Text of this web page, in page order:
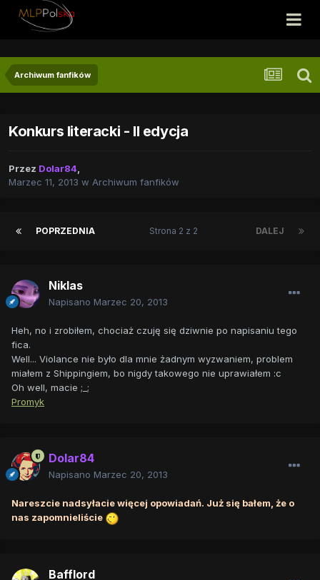
Archiwum fanfików
Konkurs literacki - II edycja
Przez Dolar84,
Marzec 11, 2013 w Archiwum fanfików
POPRZEDNIA DALEJ
Strona 2 z 2
Niklas
Napisano Marzec 20, 2013
Heh, no i zrobiłem, chociaż czuję się dziwnie po napisaniu tego
fica.
Well... Violance nie było dla mnie żadnym wyzwaniem, problem
miałem z Shippingiem, bo nigdy takowego nie uprawiałem :c
Oh well, macie ;_;
Promyk
Dolar84
Napisano Marzec 20, 2013
Nareszcie nadsyłacie więcej opowiadań. Już się bałem, że o
nas zapomnieliście
Bafflord